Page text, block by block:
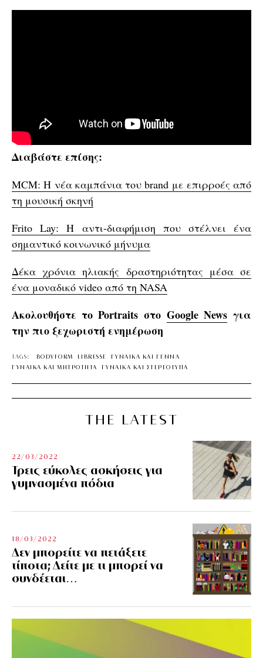
Διαβάστε επίσης:
MCM: Η νέα καμπάνια του brand με επιρροές από
τη μουσική σκηνή
Frito Lay: Η αντι-διαφήμιση που στέλνει ένα
σημαντικό κοινωνικό μήνυμα
Δέκα χρόνια ηλιακής δραστηριότητας μέσα σε
ένα μοναδικό video από τη NASA
Ακολουθήστε το Portraits στο Google Newsγια
την πιο ξεχωριστή ενημέρωση
TAGS: BODYFORM LIBRESSE
ΓΥΝΑΙΚΑ ΚΑΙ ΓΕΝΝΑ
ΓΥΝΑΙΚΑ ΚΑΙ ΜΗΤΡΟΤΗΤΑ
ΓΥΝΑΙΚΑ ΚΑΙ ΣΤΕΡΕΟΤΥΠΑ
THE LATEST
22/03/2022
Τρεις εύκολες ασκήσεις για
γυμνασμένα πόδια
18/03/2022
Δεν μπορείτε να πετάξετε
τίποτα; Δείτε με τι μπορεί να
συνδέεται…